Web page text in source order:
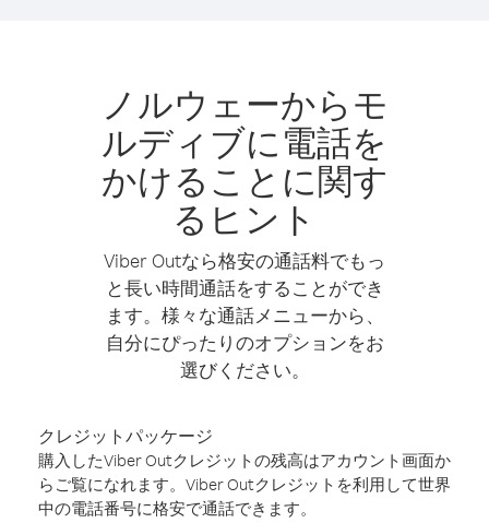
ノルウェーからモ
ルディブに電話を
かけることに関す
るヒント
Viber Outなら格安の通話料でもっ
と長い時間通話をすることができ
ます。様々な通話メニューから、
自分にぴったりのオプションをお
選びください。
クレジットパッケージ
購入したViber Outクレジットの残高はアカウント画面か
らご覧になれます。Viber Outクレジットを利用して世界
中の電話番号に格安で通話できます。